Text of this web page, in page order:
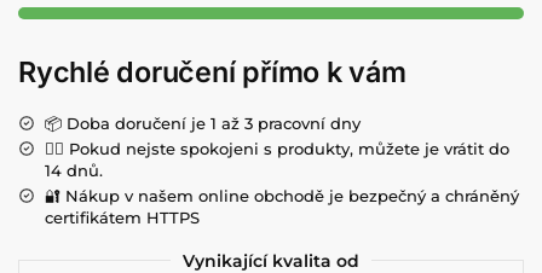
Rychlé doručení přímo k vám
📦 Doba doručení je 1 až 3 pracovní dny
💁‍♀️ Pokud nejste spokojeni s produkty, můžete je vrátit do
14 dnů.
🔐 Nákup v našem online obchodě je bezpečný a chráněný
certifikátem HTTPS
Vynikající kvalita od